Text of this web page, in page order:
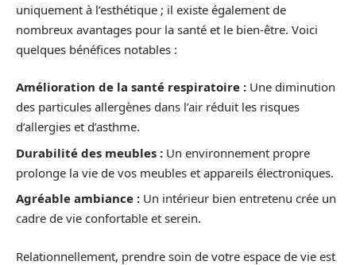
uniquement à l’esthétique ; il existe également de
nombreux avantages pour la santé et le bien-être. Voici
quelques bénéfices notables :
Amélioration de la santé respiratoire : Une diminution
des particules allergènes dans l’air réduit les risques
d’allergies et d’asthme.
Durabilité des meubles : Un environnement propre
prolonge la vie de vos meubles et appareils électroniques.
Agréable ambiance : Un intérieur bien entretenu crée un
cadre de vie confortable et serein.
Relationnellement, prendre soin de votre espace de vie est